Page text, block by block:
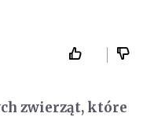
zwierząt, które